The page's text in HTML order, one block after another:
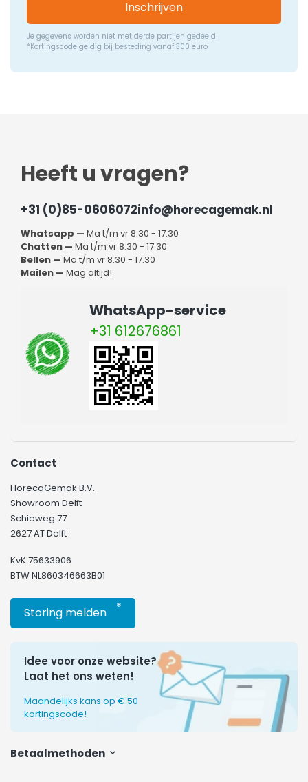
Inschrijven
Je gegevens worden niet met derde partijen gedeeld
*Kortingscode geldig bij besteding vanaf 300 euro
Heeft u vragen?
+31 (0)85-0606072info@horecagemak.nl
Whatsapp — Ma t/m vr 8.30 - 17.30
Chatten — Ma t/m vr 8.30 - 17.30
Bellen — Ma t/m vr 8.30 - 17.30
Mailen — Mag altijd!
WhatsApp-service
+31 612676861
Contact
HorecaGemak B.V.
Showroom Delft
Schieweg 77
2627 AT Delft
KvK 75633906
BTW NL860346663B01
Storing melden *
Idee voor onze website?
Laat het ons weten!
Maandelijks kans op € 50
kortingscode!
Betaalmethoden